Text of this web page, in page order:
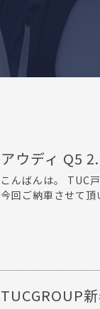
アウディ Q5
こんばんは。 TUC
今回ご納車させて
TUCGROUP